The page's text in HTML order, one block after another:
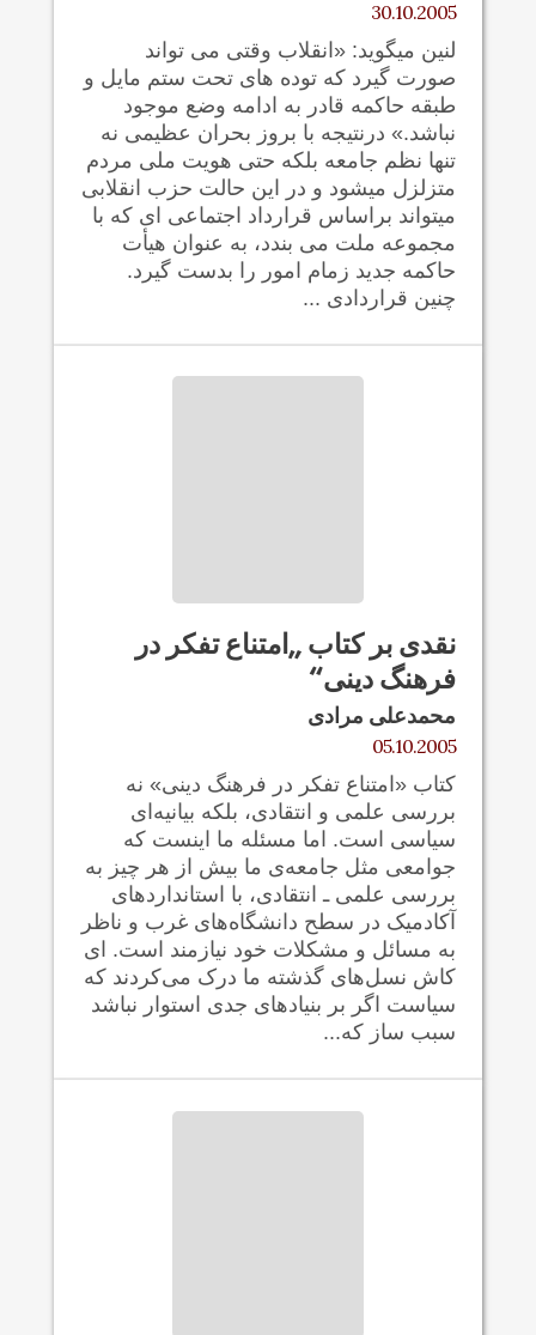
30.10.2005
لنین میگوید: «انقلاب وقتی می تواند
صورت گیرد که توده های تحت ستم مایل و
طبقه حاکمه قادر به ادامه وضع موجود
نباشد.» درنتیجه با بروز بحران عظیمی نه
تنها نظم جامعه بلکه حتی هویت ملی مردم
متزلزل میشود و در این حالت حزب انقلابی
میتواند براساس قرارداد اجتماعی ای که با
مجموعه ملت می بندد، به عنوان هیأت
حاکمه جدید زمام امور را بدست گیرد.
چنین قراردادی ...
نقدی بر كتاب „امتناع تفکر در
فرهنگ دينی“
محمدعلی مرادی
05.10.2005
کتاب «امتناع تفکر در فرهنگ دينی» نه
بررسی علمی و انتقادی، بلکه بيانيه‌ای
سياسی است. اما مسئله ما اينست که
جوامعی مثل جامعه‌ی ما بيش از هر چيز به
بررسی علمی ـ انتقادی، با استانداردهای
آکادميک در سطح دانشگاه‌های غرب و ناظر
به مسائل و مشکلات خود نيازمند است. ‌ای
کاش نسل‌های گذشته ما درک می‌کردند که
سياست اگر بر بنياد‌های جدی استوار نباشد
سبب ساز که...